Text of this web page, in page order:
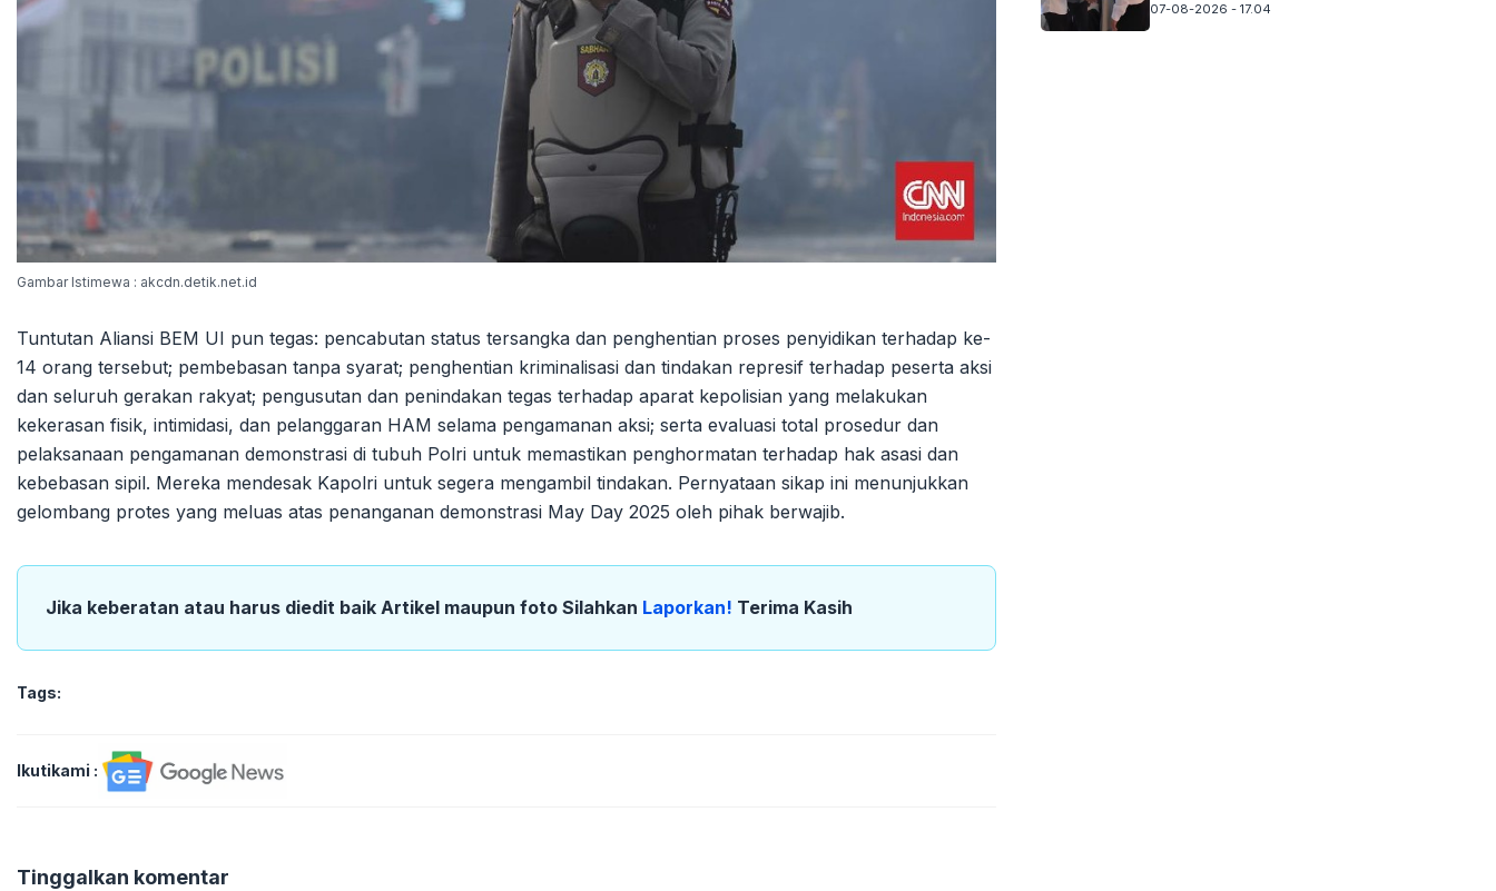
Gambar Istimewa : akcdn.detik.net.id
Tuntutan Aliansi BEM UI pun tegas: pencabutan status tersangka dan penghentian proses penyidikan terhadap ke-
14 orang tersebut; pembebasan tanpa syarat; penghentian kriminalisasi dan tindakan represif terhadap peserta aksi
dan seluruh gerakan rakyat; pengusutan dan penindakan tegas terhadap aparat kepolisian yang melakukan
kekerasan fisik, intimidasi, dan pelanggaran HAM selama pengamanan aksi; serta evaluasi total prosedur dan
pelaksanaan pengamanan demonstrasi di tubuh Polri untuk memastikan penghormatan terhadap hak asasi dan
kebebasan sipil. Mereka mendesak Kapolri untuk segera mengambil tindakan. Pernyataan sikap ini menunjukkan
gelombang protes yang meluas atas penanganan demonstrasi May Day 2025 oleh pihak berwajib.
Jika keberatan atau harus diedit baik Artikel maupun foto Silahkan Laporkan! Terima Kasih
Tags:
Ikutikami :
Tinggalkan komentar
07-08-2026 - 17.04